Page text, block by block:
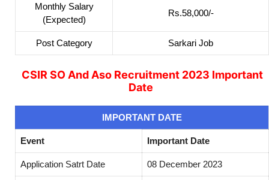
Monthly Salary
(Expected)
Rs.58,000/-
Post Category Sarkari Job
CSIR SO And Aso Recruitment 2023 Important
Date
IMPORTANT DATE
Event Important Date
Application Satrt Date 08 December 2023